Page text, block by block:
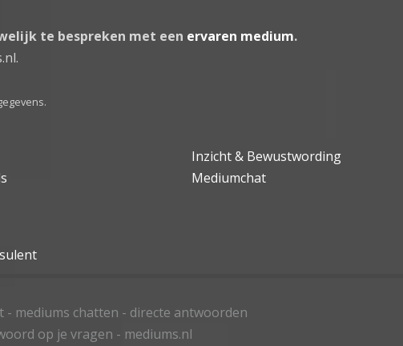
te bespreken met een ervaren medium.
Inzicht & Bewustwording
Mediumchat
- mediums chatten - directe antwoorden
op je vragen - mediums.nl